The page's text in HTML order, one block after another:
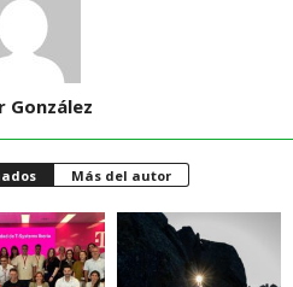
González
Más del autor